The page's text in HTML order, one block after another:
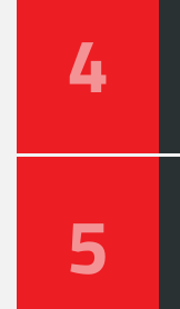
4
5